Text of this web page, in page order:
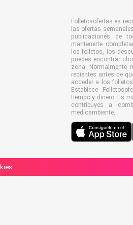
Folletosofertas.es
las ofertas
publicaciones de
mantenerte
los folletos, los
puedes encontrar
zona. Normalmente
recientes antes de
acceder a los
Establece
tiempo y dinero. Es
contribuyes a
medioambiente.